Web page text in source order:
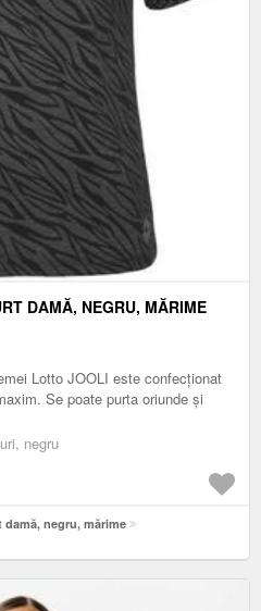
DAMĂ, NEGRU, MĂRIME
Lotto JOOLI este confecționat
Se poate purta oriunde și
negru
negru, mărime